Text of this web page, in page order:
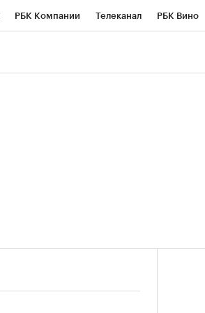
РБК Компании Телеканал РБК Вино